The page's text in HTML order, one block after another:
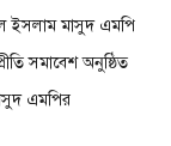
ইসলাম মাসুদ এমপি
সমাবেশ অনুষ্ঠিত
এমপির